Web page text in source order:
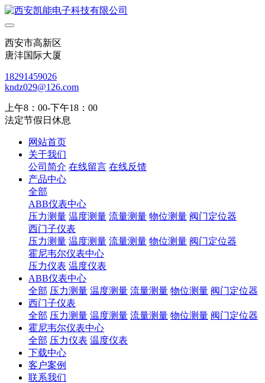
西安市高新区
唐沣国际大厦
18291459026
kndz029@126.com
上午8：00-下午18：00
法定节假日休息
网站首页
关于我们
公司简介 在线留言 在线反馈
产品中心
全部
ABB仪表中心
压力测量 温度测量 流量测量 物位测量 阀门定位器
西门子仪表
压力测量 温度测量 流量测量 物位测量 阀门定位器
霍尼韦尔仪表中心
压力仪表 温度仪表
ABB仪表中心
全部 压力测量 温度测量 流量测量 物位测量 阀门定位器
西门子仪表
全部 压力测量 温度测量 流量测量 物位测量 阀门定位器
霍尼韦尔仪表中心
全部 压力仪表 温度仪表
下载中心
客户案例
联系我们